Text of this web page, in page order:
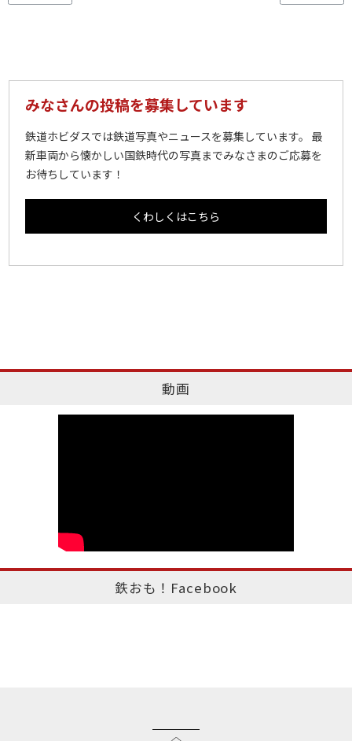
みなさんの投稿を募集しています
鉄道ホビダスでは鉄道写真やニュースを募集しています。 最
新車両から懐かしい国鉄時代の写真までみなさまのご応募を
お待ちしています！
くわしくはこちら
動画
鉄おも！Facebook